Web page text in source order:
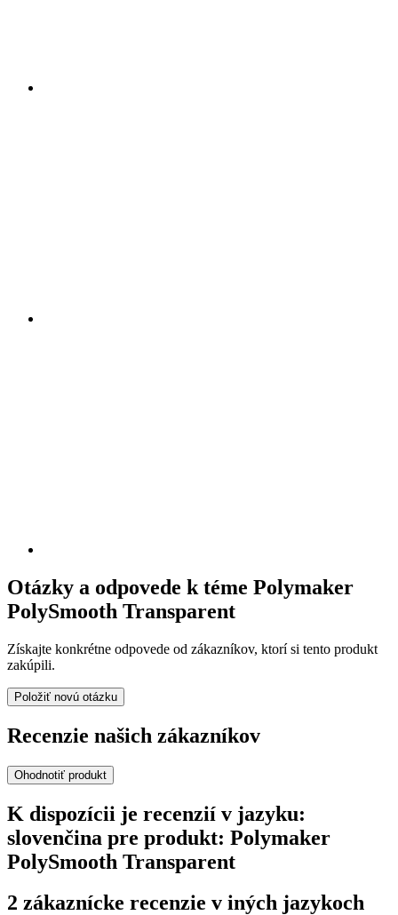
Otázky a odpovede k téme Polymaker
PolySmooth Transparent
Získajte konkrétne odpovede od zákazníkov, ktorí si tento produkt
zakúpili.
Položiť novú otázku
Recenzie našich zákazníkov
Ohodnotiť produkt
K dispozícii je recenzií v jazyku:
slovenčina pre produkt: Polymaker
PolySmooth Transparent
2 zákaznícke recenzie v iných jazykoch